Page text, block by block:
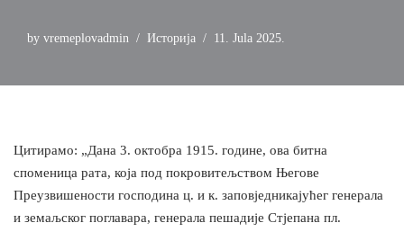
by vremeplovadmin Историја 11. Jula 2025.
Цитирамо: „Дана 3. октобра 1915. године, ова битна
споменица рата, која под покровитељством Његове
Преузвишености господина ц. и к. заповједникајућег генерала
и земаљског поглавара, генерала пешадије Стјепана пл.